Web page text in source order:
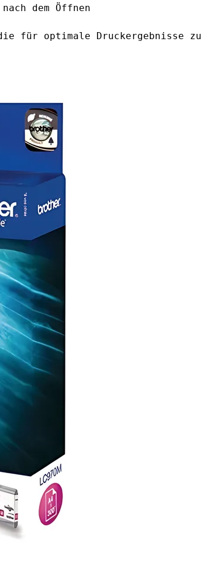
dem Öffnen
für optimale Druckergebnisse